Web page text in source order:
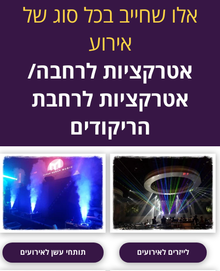
אלו שחייב בכל סוג של
אירוע
אטרקציות לרחבה/
אטרקציות לרחבת
הריקודים
לייזרים לאירועים תותחי עשן לאירועים